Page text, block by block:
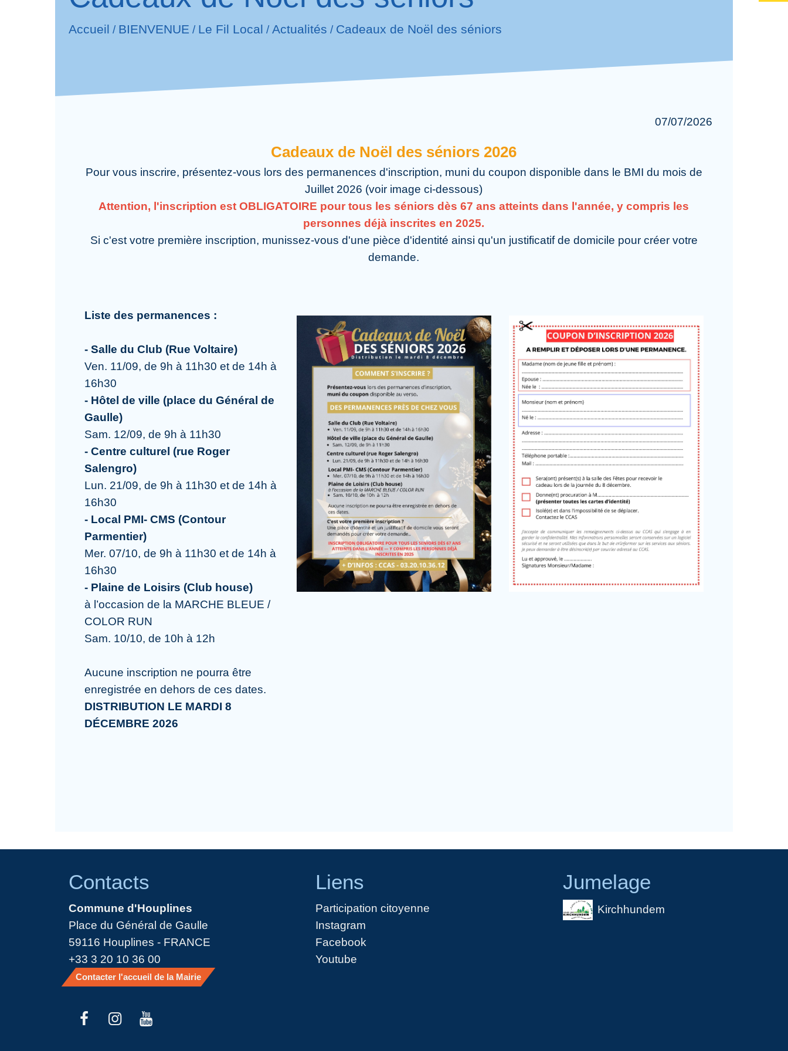
Accueil / BIENVENUE / Le Fil Local / Actualités / Cadeaux de Noël des séniors
07/07/2026
Cadeaux de Noël des séniors 2026
Pour vous inscrire, présentez-vous lors des permanences d'inscription, muni du coupon disponible dans le BMI du mois de
Juillet 2026 (voir image ci-dessous)
Attention, l'inscription est OBLIGATOIRE pour tous les séniors dès 67 ans atteints dans l'année, y compris les
personnes déjà inscrites en 2025.
Si c'est votre première inscription, munissez-vous d'une pièce d'identité ainsi qu'un justificatif de domicile pour créer votre
demande.
Liste des permanences :
- Salle du Club (Rue Voltaire)
Ven. 11/09, de 9h à 11h30 et de 14h à
16h30
- Hôtel de ville (place du Général de
Gaulle)
Sam. 12/09, de 9h à 11h30
- Centre culturel (rue Roger
Salengro)
Lun. 21/09, de 9h à 11h30 et de 14h à
16h30
- Local PMI- CMS (Contour
Parmentier)
Mer. 07/10, de 9h à 11h30 et de 14h à
16h30
- Plaine de Loisirs (Club house)
à l’occasion de la MARCHE BLEUE /
COLOR RUN
Sam. 10/10, de 10h à 12h
Aucune inscription ne pourra être
enregistrée en dehors de ces dates.
DISTRIBUTION LE MARDI 8
DÉCEMBRE 2026
Contacts
Commune d'Houplines
Place du Général de Gaulle
59116 Houplines - FRANCE
+33 3 20 10 36 00
Contacter l'accueil de la Mairie
Liens
Participation citoyenne
Instagram
Facebook
Youtube
Jumelage
Kirchhundem